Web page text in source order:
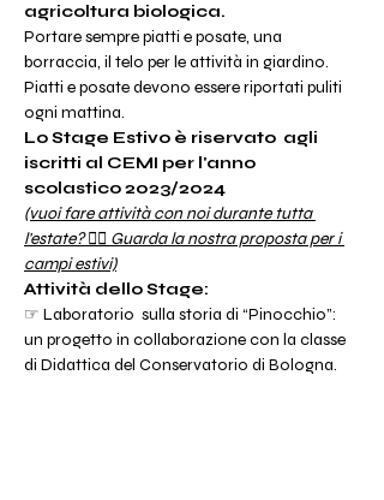
agricoltura biologica.
Portare sempre piatti e posate, una
borraccia, il telo per le attività in giardino.
Piatti e posate devono essere riportati puliti
ogni mattina.
Lo Stage Estivo è riservato  agli
iscritti al CEMI per l'anno
scolastico 2023/2024
(vuoi fare attività con noi durante tutta
l'estate? 👉🏻 Guarda la nostra proposta per i
campi estivi)
Attività dello Stage:
☞ Laboratorio  sulla storia di “Pinocchio”:
un progetto in collaborazione con la classe
di Didattica del Conservatorio di Bologna.